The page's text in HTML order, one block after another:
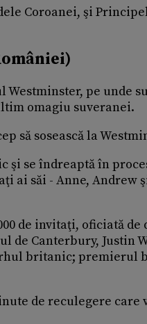
Coroanei, şi
pe unde
omagiu suveranei.
să sosească la
şi se îndreaptă în
ai săi - Anne, Andrew
de invitaţi, oficiată de
de Canterbury, Justin
britanic; premierul
de reculegere